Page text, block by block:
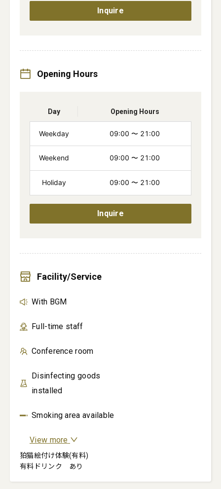
Inquire
Opening Hours
Day Opening Hours
Weekday 09:00 〜 21:00
Weekend 09:00 〜 21:00
Holiday 09:00 〜 21:00
Inquire
Facility/Service
With BGM
Full-time staff
Conference room
Disinfecting goods
installed
Smoking area available
View more
狛猫絵付け体験(有料)
有料ドリンク　あり